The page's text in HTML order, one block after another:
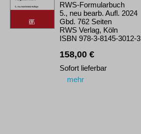
RWS-Formularbuch
5., neu bearb. Aufl. 2024
Gbd. 762 Seiten
RWS Verlag, Köln
ISBN 978-3-8145-3012-3
158,00 €
Sofort lieferbar
mehr